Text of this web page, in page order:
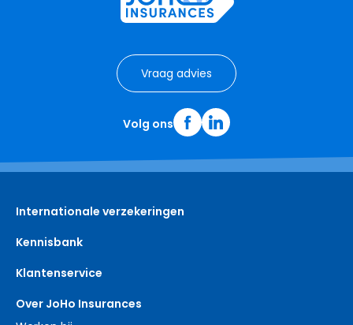
Vraag advies
Volg ons
Internationale verzekeringen
Kennisbank
Klantenservice
Over JoHo Insurances